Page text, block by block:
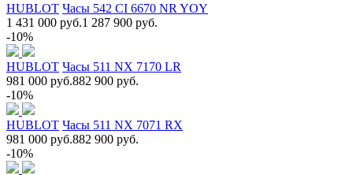
HUBLOT Часы 542 CI 6670 NR YOY
1 431 000 руб.1 287 900 руб.
-10%
HUBLOT Часы 511 NX 7170 LR
981 000 руб.882 900 руб.
-10%
HUBLOT Часы 511 NX 7071 RX
981 000 руб.882 900 руб.
-10%